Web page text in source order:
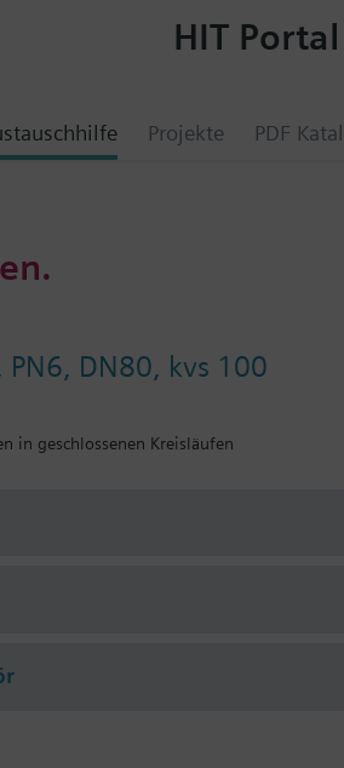
Projekte PDF
HIT Portal
DN80, kvs 100
in geschlossenen Kreisläufen